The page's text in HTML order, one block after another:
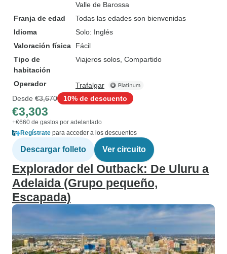
Valle de Barossa
Franja de edad
Todas las edades son bienvenidas
Idioma
Solo: Inglés
Valoración física
Fácil
Tipo de
habitación
Viajeros solos, Compartido
Operador
Trafalgar
Desde €3,670 10% de descuento
€3,303
+€660 de gastos por adelantado
Regístrate para acceder a los descuentos
Descargar folleto Ver circuito
Explorador del Outback: De Uluru a
Adelaida (Grupo pequeño,
Escapada)